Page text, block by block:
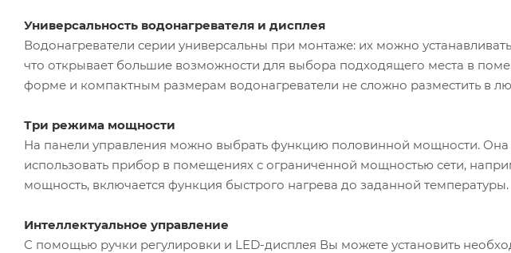
Универсальность водонагревателя и дисплея
Водонагреватели серии универсальны при монтаже: их можно
что открывает большие возможности для выбора подходящего места в
форме и компактным размерам водонагреватели не сложно разместить в
Три режима мощности
На панели управления можно выбрать функцию половинной мощности. Она
использовать прибор в помещениях с ограниченной мощностью сети,
мощность, включается функция быстрого нагрева до заданной температуры.
Интеллектуальное управление
С помощью ручки регулировки и LED-дисплея Вы можете установить